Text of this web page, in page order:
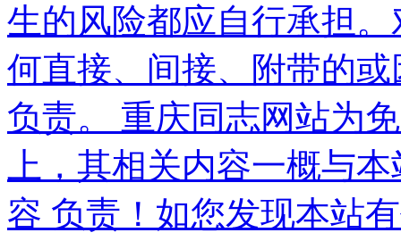
生的风险都应自行承担
何直接、间接、附带的
负责。 重庆同志网站为
上，其相关内容一概与
容 负责！如您发现本站